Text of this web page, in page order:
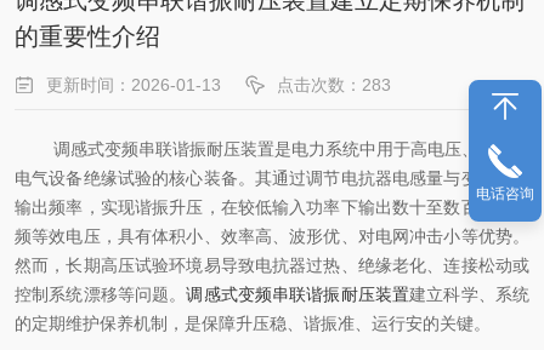
的重要性介绍
更新时间：2026-01-13 点击次数：283
调感式变频串联谐振耐压装置是电力系统中用于高电压、大容量
电气设备绝缘试验的核心装备。其通过调节电抗器电感量与变频电源
输出频率，实现谐振升压，在较低输入功率下输出数十至数百千伏工
频等效电压，具有体积小、效率高、波形优、对电网冲击小等优势。
然而，长期高压试验环境易导致电抗器过热、绝缘老化、连接松动或
控制系统漂移等问题。调感式变频串联谐振耐压装置建立科学、系统
的定期维护保养机制，是保障升压稳、谐振准、运行安的关键。
电话咨询